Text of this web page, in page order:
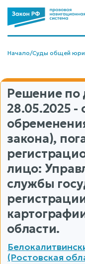
Начало/Суды общей
Решение по
28.05.2025
закона),
лицо:
службы
области.
(Ростовская